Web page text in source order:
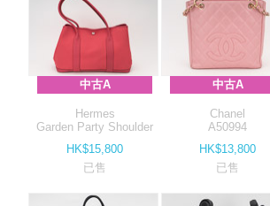
中古A
Hermes
Garden Party Shoulder
HK$15,800
已售
中古A
Chanel
A50994
HK$13,800
已售